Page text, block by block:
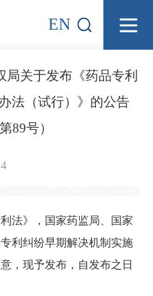
EN
局关于发布《药品专利
法（试行）》的公告
89号）
法》，国家药监局、国家
利纠纷早期解决机制实施
，现予发布，自发布之日